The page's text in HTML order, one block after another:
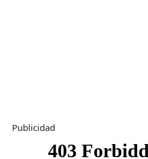
Publicidad